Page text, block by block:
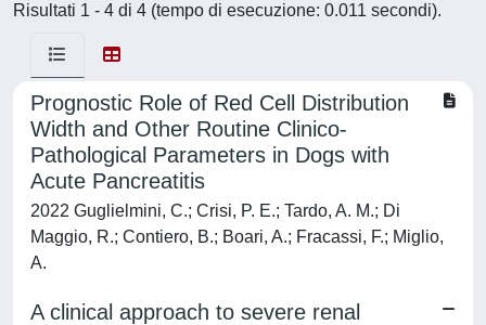
Risultati 1 - 4 di 4 (tempo di esecuzione: 0.011 secondi).
Prognostic Role of Red Cell Distribution
Width and Other Routine Clinico-
Pathological Parameters in Dogs with
Acute Pancreatitis
2022 Guglielmini, C.; Crisi, P. E.; Tardo, A. M.; Di
Maggio, R.; Contiero, B.; Boari, A.; Fracassi, F.; Miglio,
A.
A clinical approach to severe renal